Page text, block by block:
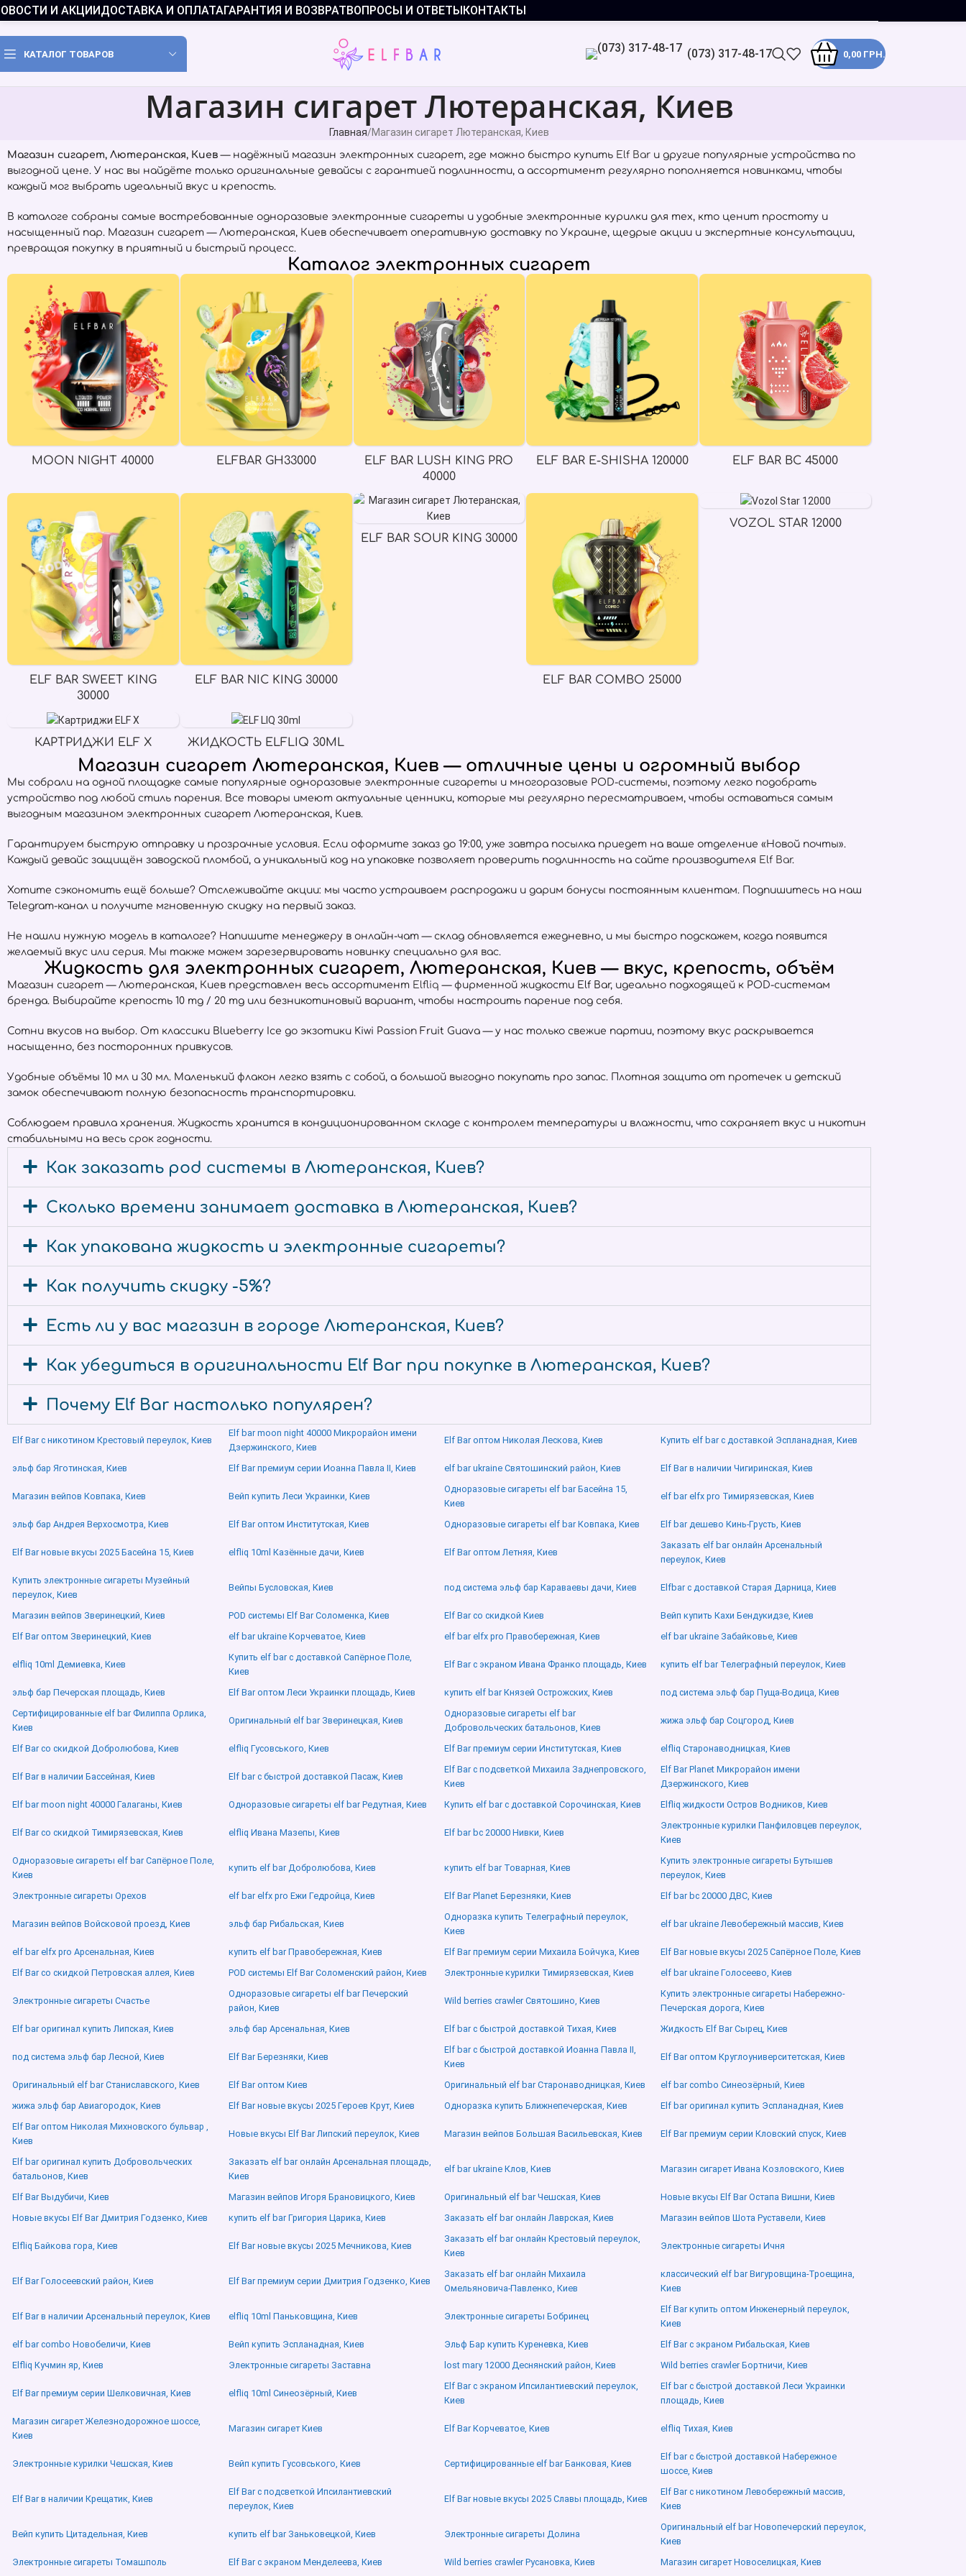
И АКЦИИДОСТАВКА И ОПЛАТАГАРАНТИЯ И ВОЗВРАТВОПРОСЫ И ОТВЕТЫКОНТАКТЫ
КАТАЛОГ ТОВАРОВ (073) 317-48-17 0,00 ГРН.
Магазин сигарет Лютеранская, Киев
Главная Магазин сигарет Лютеранская, Киев
Магазин сигарет, Лютеранская, Киев — надёжный магазин электронных сигарет, где можно быстро купить Elf Bar и другие популярные устройства по
выгодной цене. У нас вы найдёте только оригинальные девайсы с гарантией подлинности, а ассортимент регулярно пополняется новинками, чтобы
каждый мог выбрать идеальный вкус и крепость.
В каталоге собраны самые востребованные одноразовые электронные сигареты и удобные электронные курилки для тех, кто ценит простоту и
насыщенный пар. Магазин сигарет — Лютеранская, Киев обеспечивает оперативную доставку по Украине, щедрые акции и экспертные консультации,
превращая покупку в приятный и быстрый процесс.
Каталог электронных сигарет
MOON NIGHT 40000 ELFBAR GH33000
ELF BAR LUSH KING PRO
40000
ELF BAR E-SHISHA 120000 ELF BAR BC 45000
ELF BAR SWEET KING
30000
ELF BAR NIC KING 30000
ELF BAR SOUR KING 30000
ELF BAR COMBO 25000
VOZOL STAR 12000
КАРТРИДЖИ ELF X ЖИДКОСТЬ ELFLIQ 30ML
Магазин сигарет Лютеранская, Киев — отличные цены и огромный выбор
Мы собрали на одной площадке самые популярные одноразовые электронные сигареты и многоразовые POD-системы, поэтому легко подобрать
устройство под любой стиль парения. Все товары имеют актуальные ценники, которые мы регулярно пересматриваем, чтобы оставаться самым
выгодным магазином электронных сигарет Лютеранская, Киев.
Гарантируем быструю отправку и прозрачные условия. Если оформите заказ до 19:00, уже завтра посылка приедет на ваше отделение «Новой почты».
Каждый девайс защищён заводской пломбой, а уникальный код на упаковке позволяет проверить подлинность на сайте производителя Elf Bar.
Хотите сэкономить ещё больше? Отслеживайте акции: мы часто устраиваем распродажи и дарим бонусы постоянным клиентам. Подпишитесь на наш
Telegram-канал и получите мгновенную скидку на первый заказ.
Не нашли нужную модель в каталоге? Напишите менеджеру в онлайн-чат — склад обновляется ежедневно, и мы быстро подскажем, когда появится
желаемый вкус или серия. Мы также можем зарезервировать новинку специально для вас.
Жидкость для электронных сигарет, Лютеранская, Киев — вкус, крепость, объём
Магазин сигарет — Лютеранская, Киев представлен весь ассортимент Elfliq — фирменной жидкости Elf Bar, идеально подходящей к POD-системам
бренда. Выбирайте крепость 10 mg / 20 mg или безникотиновый вариант, чтобы настроить парение под себя.
Сотни вкусов на выбор. От классики Blueberry Ice до экзотики Kiwi Passion Fruit Guava — у нас только свежие партии, поэтому вкус раскрывается
насыщенно, без посторонних привкусов.
Удобные объёмы 10 мл и 30 мл. Маленький флакон легко взять с собой, а большой выгодно покупать про запас. Плотная защита от протечек и детский
замок обеспечивают полную безопасность транспортировки.
Соблюдаем правила хранения. Жидкость хранится в кондиционированном складе с контролем температуры и влажности, что сохраняет вкус и никотин
стабильными на весь срок годности.
Как заказать pod системы в Лютеранская, Киев?
Сколько времени занимает доставка в Лютеранская, Киев?
Как упакована жидкость и электронные сигареты?
Как получить скидку -5%?
Есть ли у вас магазин в городе Лютеранская, Киев?
Как убедиться в оригинальности Elf Bar при покупке в Лютеранская, Киев?
Почему Elf Bar настолько популярен?
Elf Bar с никотином Крестовый переулок, Киев
Elf bar moon night 40000 Микрорайон имени
Дзержинского, Киев
Elf Bar оптом Николая Лескова, Киев Купить elf bar с доставкой Эспланадная, Киев
эльф бар Яготинская, Киев Elf Bar премиум серии Иоанна Павла ІІ, Киев elf bar ukraine Святошинский район, Киев Elf Bar в наличии Чигиринская, Киев
Магазин вейпов Ковпака, Киев Вейп купить Леси Украинки, Киев
Одноразовые сигареты elf bar Басейна 15,
Киев
elf bar elfx pro Тимирязевская, Киев
эльф бар Андрея Верхосмотра, Киев Elf Bar оптом Институтская, Киев Одноразовые сигареты elf bar Ковпака, Киев Elf bar дешево Кинь-Грусть, Киев
Elf Bar новые вкусы 2025 Басейна 15, Киев elfliq 10ml Казённые дачи, Киев Elf Bar оптом Летняя, Киев
Заказать elf bar онлайн Арсенальный
переулок, Киев
Купить электронные сигареты Музейный
переулок, Киев
Вейпы Бусловская, Киев под система эльф бар Караваевы дачи, Киев Elfbar с доставкой Старая Дарница, Киев
Магазин вейпов Зверинецкий, Киев POD системы Elf Bar Соломенка, Киев Elf Bar со скидкой Киев
Вейп купить Кахи Бендукидзе, Киев
Elf Bar оптом Зверинецкий, Киев
elf bar ukraine Корчеватое, Киев elf bar elfx pro Правобережная, Киев elf bar ukraine Забайковье, Киев
elfliq 10ml Демиевка, Киев
Купить elf bar с доставкой Сапёрное Поле,
Киев
Elf Bar с экраном Ивана Франко площадь, Киев купить elf bar Телеграфный переулок, Киев
эльф бар Печерская площадь, Киев Elf Bar оптом Леси Украинки площадь, Киев купить elf bar Князей Острожских, Киев
под система эльф бар Пуща-Водица, Киев
Сертифицированные elf bar Филиппа Орлика,
Киев
Оригинальный elf bar Зверинецкая, Киев
Одноразовые сигареты elf bar
Добровольческих батальонов, Киев
жижа эльф бар Соцгород, Киев
Elf Bar со скидкой Добролюбова, Киев elfliq Гусовського, Киев Elf Bar премиум серии Институтская, Киев elfliq Старонаводницкая, Киев
Elf Bar в наличии Бассейная, Киев Elf bar с быстрой доставкой Пасаж, Киев
Elf Bar с подсветкой Михаила Заднепровского,
Киев
Elf Bar Planet Микрорайон имени
Дзержинского, Киев
Elf bar moon night 40000 Галаганы, Киев
Одноразовые сигареты elf bar Редутная, Киев Купить elf bar с доставкой Сорочинская, Киев Elfliq жидкости Остров Водников, Киев
Elf Bar со скидкой Тимирязевская, Киев elfliq Ивана Мазепы, Киев Elf bar bc 20000 Нивки, Киев
Электронные курилки Панфиловцев переулок,
Киев
Одноразовые сигареты elf bar Сапёрное Поле,
Киев
купить elf bar Добролюбова, Киев купить elf bar Товарная, Киев
Купить электронные сигареты Бутышев
переулок, Киев
Электронные сигареты Орехов
elf bar elfx pro Ежи Гедройца, Киев Elf Bar Planet Березняки, Киев Elf bar bc 20000 ДВС, Киев
Магазин вейпов Войсковой проезд, Киев эльф бар Рибальская, Киев
Одноразка купить Телеграфный переулок,
Киев
elf bar ukraine Левобережный массив, Киев
elf bar elfx pro Арсенальная, Киев купить elf bar Правобережная, Киев Elf Bar премиум серии Михаила Бойчука, Киев
Elf Bar новые вкусы 2025 Сапёрное Поле, Киев
Elf Bar со скидкой Петровская аллея, Киев
POD системы Elf Bar Соломенский район, Киев Электронные курилки Тимирязевская, Киев elf bar ukraine Голосеево, Киев
Электронные сигареты Счастье
Одноразовые сигареты elf bar Печерский
район, Киев
Wild berries crawler Святошино, Киев
Купить электронные сигареты Набережно-
Печерская дорога, Киев
Elf bar оригинал купить Липская, Киев
эльф бар Арсенальная, Киев Elf bar с быстрой доставкой Тихая, Киев Жидкость Elf Bar Сырец, Киев
под система эльф бар Лесной, Киев Elf Bar Березняки, Киев
Elf bar с быстрой доставкой Иоанна Павла ІІ,
Киев
Elf Bar оптом Круглоуниверситетская, Киев
Оригинальный elf bar Станиславского, Киев Elf Bar оптом Киев Оригинальный elf bar Старонаводницкая, Киев
elf bar combo Синеозёрный, Киев
жижа эльф бар Авиагородок, Киев
Elf Bar новые вкусы 2025 Героев Крут, Киев Одноразка купить Ближнепечерская, Киев
Elf bar оригинал купить Эспланадная, Киев
Elf Bar оптом Николая Михновского бульвар ,
Киев
Новые вкусы Elf Bar Липский переулок, Киев Магазин вейпов Большая Васильевская, Киев Elf Bar премиум серии Кловский спуск, Киев
Elf bar оригинал купить Добровольческих
батальонов, Киев
Заказать elf bar онлайн Арсенальная площадь,
Киев
elf bar ukraine Клов, Киев Магазин сигарет Ивана Козловского, Киев
Elf Bar Выдубичи, Киев Магазин вейпов Игоря Брановицкого, Киев Оригинальный elf bar Чешская, Киев
Новые вкусы Elf Bar Остапа Вишни, Киев
Новые вкусы Elf Bar Дмитрия Годзенко, Киев
купить elf bar Григория Царика, Киев Заказать elf bar онлайн Лаврская, Киев Магазин вейпов Шота Руставели, Киев
Elfliq Байкова гора, Киев Elf Bar новые вкусы 2025 Мечникова, Киев
Заказать elf bar онлайн Крестовый переулок,
Киев
Электронные сигареты Ичня
Elf Bar Голосеевский район, Киев Elf Bar премиум серии Дмитрия Годзенко, Киев
Заказать elf bar онлайн Михаила
Омельяновича-Павленко, Киев
классический elf bar Вигуровщина-Троещина,
Киев
Elf Bar в наличии Арсенальный переулок, Киев elfliq 10ml Паньковщина, Киев Электронные сигареты Бобринец
Elf Bar купить оптом Инженерный переулок,
Киев
elf bar combo Новобеличи, Киев
Вейп купить Эспланадная, Киев Эльф Бар купить Куреневка, Киев
Elf Bar с экраном Рибальская, Киев
Elfliq Кучмин яр, Киев
Электронные сигареты Заставна lost mary 12000 Деснянский район, Киев Wild berries crawler Бортничи, Киев
Elf Bar премиум серии Шелковичная, Киев elfliq 10ml Синеозёрный, Киев
Elf Bar с экраном Ипсилантиевский переулок,
Киев
Elf bar с быстрой доставкой Леси Украинки
площадь, Киев
Магазин сигарет Железнодорожное шоссе,
Киев
Магазин сигарет Киев Elf Bar Корчеватое, Киев elfliq Тихая, Киев
Электронные курилки Чешская, Киев Вейп купить Гусовського, Киев Сертифицированные elf bar Банковая, Киев
Elf bar с быстрой доставкой Набережное
шоссе, Киев
Elf Bar в наличии Крещатик, Киев
Elf Bar с подсветкой Ипсилантиевский
переулок, Киев
Elf Bar новые вкусы 2025 Славы площадь, Киев
Elf Bar с никотином Левобережный массив,
Киев
Вейп купить Цитадельная, Киев купить elf bar Заньковецкой, Киев Электронные сигареты Долина
Оригинальный elf bar Новопечерский переулок,
Киев
Электронные сигареты Томашполь
Elf Bar с экраном Менделеева, Киев Wild berries crawler Русановка, Киев Магазин сигарет Новоселицкая, Киев